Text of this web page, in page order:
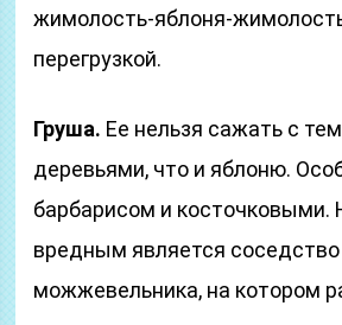
жимолость-яблоня-
перегрузкой.
Груша. Ее нельзя сажать с
деревьями, что и яблоню.
барбарисом и косточковыми.
вредным является соседство
можжевельника, на котором